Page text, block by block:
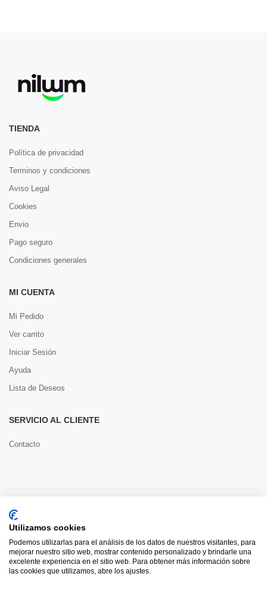
TIENDA
Política de privacidad
Terminos y condiciones
Aviso Legal
Cookies
Envio
Pago seguro
Condiciones generales
MI CUENTA
Mi Pedido
Ver carrito
Iniciar Sesión
Ayuda
Lista de Deseos
SERVICIO AL CLIENTE
Contacto
Utilizamos cookies
Podemos utilizarlas para el análisis de los datos de nuestros visitantes, para
mejorar nuestro sitio web, mostrar contenido personalizado y brindarle una
excelente experiencia en el sitio web. Para obtener más información sobre
las cookies que utilizamos, abre los ajustes.